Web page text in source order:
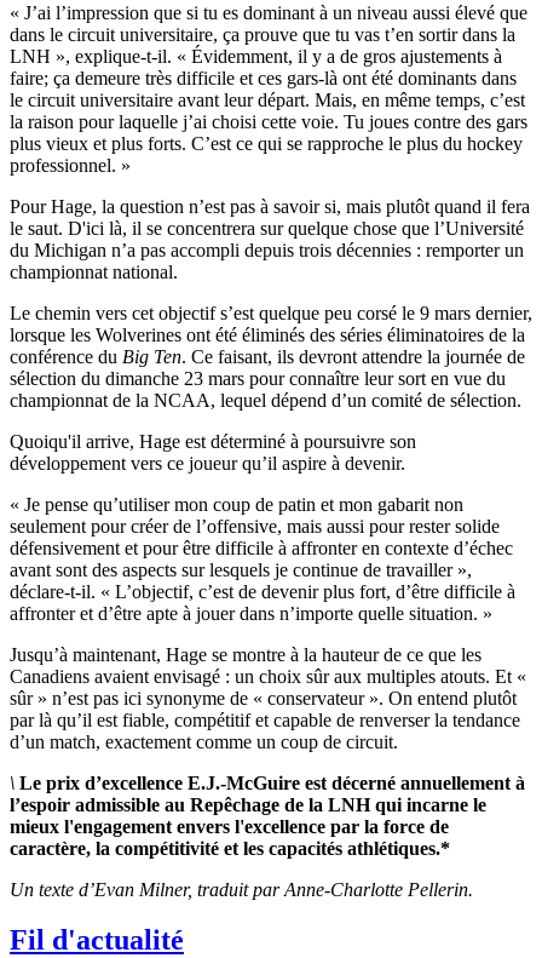
« J’ai l’impression que si tu es dominant à un niveau aussi élevé que
dans le circuit universitaire, ça prouve que tu vas t’en sortir dans la
LNH », explique-t-il. « Évidemment, il y a de gros ajustements à
faire; ça demeure très difficile et ces gars-là ont été dominants dans
le circuit universitaire avant leur départ. Mais, en même temps, c’est
la raison pour laquelle j’ai choisi cette voie. Tu joues contre des gars
plus vieux et plus forts. C’est ce qui se rapproche le plus du hockey
professionnel. »
Pour Hage, la question n’est pas à savoir si, mais plutôt quand il fera
le saut. D'ici là, il se concentrera sur quelque chose que l’Université
du Michigan n’a pas accompli depuis trois décennies : remporter un
championnat national.
Le chemin vers cet objectif s’est quelque peu corsé le 9 mars dernier,
lorsque les Wolverines ont été éliminés des séries éliminatoires de la
conférence du Big Ten. Ce faisant, ils devront attendre la journée de
sélection du dimanche 23 mars pour connaître leur sort en vue du
championnat de la NCAA, lequel dépend d’un comité de sélection.
Quoiqu'il arrive, Hage est déterminé à poursuivre son
développement vers ce joueur qu’il aspire à devenir.
« Je pense qu’utiliser mon coup de patin et mon gabarit non
seulement pour créer de l’offensive, mais aussi pour rester solide
défensivement et pour être difficile à affronter en contexte d’échec
avant sont des aspects sur lesquels je continue de travailler »,
déclare-t-il. « L’objectif, c’est de devenir plus fort, d’être difficile à
affronter et d’être apte à jouer dans n’importe quelle situation. »
Jusqu’à maintenant, Hage se montre à la hauteur de ce que les
Canadiens avaient envisagé : un choix sûr aux multiples atouts. Et «
sûr » n’est pas ici synonyme de « conservateur ». On entend plutôt
par là qu’il est fiable, compétitif et capable de renverser la tendance
d’un match, exactement comme un coup de circuit.
\ Le prix d’excellence E.J.-McGuire est décerné annuellement à
l’espoir admissible au Repêchage de la LNH qui incarne le
mieux l'engagement envers l'excellence par la force de
caractère, la compétitivité et les capacités athlétiques.*
Un texte d’Evan Milner, traduit par Anne-Charlotte Pellerin.
Fil d'actualité